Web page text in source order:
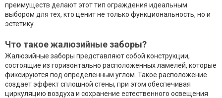
преимуществ делают этот тип ограждения идеальным
выбором для тех, кто ценит не только функциональность, но и
эстетику.
Что такое жалюзийные заборы?
Жалюзийные заборы представляют собой конструкции,
состоящие из горизонтально расположенных ламелей, которые
фиксируются под определенным углом. Такое расположение
создает эффект сплошной стены, при этом обеспечивая
циркуляцию воздуха и сохранение естественного освещения